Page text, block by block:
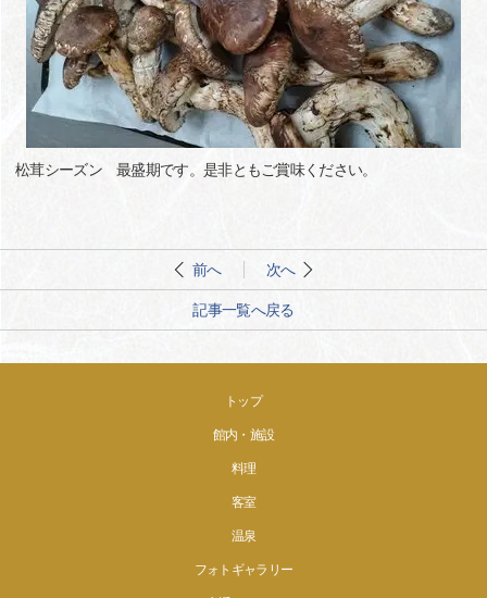
松茸シーズン 最盛期です。是非ともご賞味ください。
前へ 次へ
記事一覧へ戻る
トップ
館内・施設
料理
客室
温泉
フォトギャラリー